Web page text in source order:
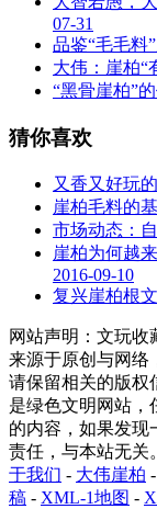
07-31
品鉴“毛毛料
大伟：崖柏“
“黑骨崖柏”
猜你喜欢
又香又好玩
崖柏毛料的
市场动态：
崖柏为何越
2016-09-10
复兴崖柏根
网站声明：文玩收
来源于原创与网络
请保留相关的版权
是绿色文明网站，
的内容，如果发现
责任，与本站
于我们 - 大伟崖柏 -
稿 - XML-1地图 -